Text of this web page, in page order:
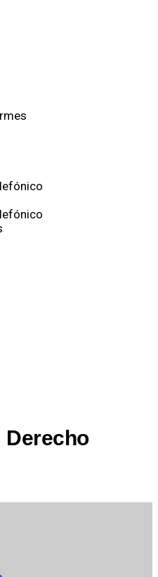
Derecho